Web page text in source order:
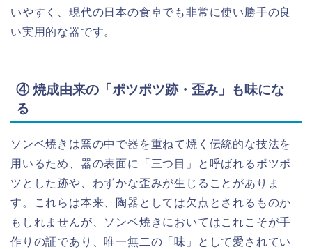
いやすく、現代の日本の食卓でも非常に使い勝手の良
い実用的な器です。
④ 焼成由来の「ポツポツ跡・歪み」も味にな
る
ソンベ焼きは窯の中で器を重ねて焼く伝統的な技法を
用いるため、器の表面に「三つ目」と呼ばれるポツポ
ツとした跡や、わずかな歪みが生じることがありま
す。これらは本来、陶器としては欠点とされるものか
もしれませんが、ソンベ焼きにおいてはこれこそが手
作りの証であり、唯一無二の「味」として愛されてい